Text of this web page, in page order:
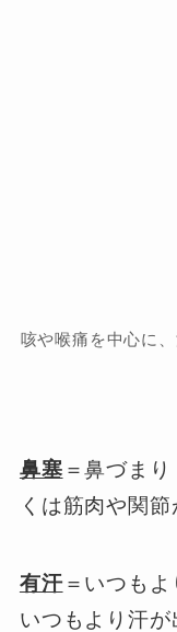
咳や喉痛を中心に
鼻塞 ＝鼻づま
くは筋肉や関節
有汗＝いつも
いつもより汗が